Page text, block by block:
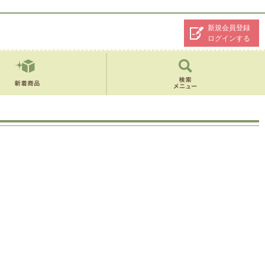
新規会員登録
ログインする